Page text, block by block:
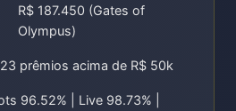
R$ 187.450 (Gates of
Olympus)
23 prêmios acima de R$ 50k
96.52% | Live 98.73% |